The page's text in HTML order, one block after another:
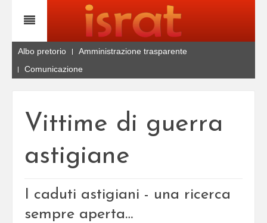
Albo pretorio
Amministrazione trasparente
Comunicazione
Vittime di guerra
astigiane
I caduti astigiani - una ricerca
sempre aperta…